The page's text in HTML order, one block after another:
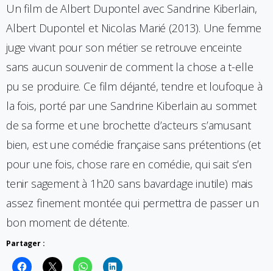
Un film de Albert Dupontel avec Sandrine Kiberlain,
Albert Dupontel et Nicolas Marié (2013). Une femme
juge vivant pour son métier se retrouve enceinte
sans aucun souvenir de comment la chose a t-elle
pu se produire. Ce film déjanté, tendre et loufoque à
la fois, porté par une Sandrine Kiberlain au sommet
de sa forme et une brochette d’acteurs s’amusant
bien, est une comédie française sans prétentions (et
pour une fois, chose rare en comédie, qui sait s’en
tenir sagement à 1h20 sans bavardage inutile) mais
assez finement montée qui permettra de passer un
bon moment de détente.
Partager :